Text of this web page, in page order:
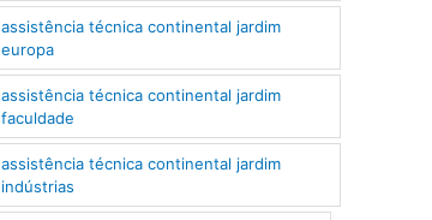
assistência técnica continental jardim
europa
assistência técnica continental jardim
faculdade
assistência técnica continental jardim
indústrias